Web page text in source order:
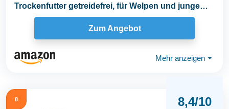
Trockenfutter getreidefrei, für Welpen und junge
Hunde...
Zum Angebot
Mehr anzeigen ⏷
8 8,4/10